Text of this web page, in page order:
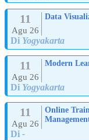
11
Agu 26
Data
Di Yogyakarta
11
Agu 26
Modern
Di Yogyakarta
11
Agu 26
Online
Di -